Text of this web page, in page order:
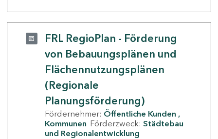
FRL RegioPlan - Förderung
von Bebauungsplänen und
Flächennutzungsplänen
(Regionale
Planungsförderung)
Fördernehmer: Öffentliche Kunden
Kommunen Förderzweck: Städtebau
und Regionalentwicklung